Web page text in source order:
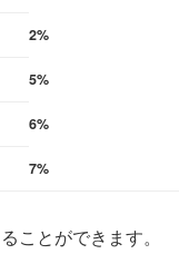
2%
5%
6%
7%
ことができます。